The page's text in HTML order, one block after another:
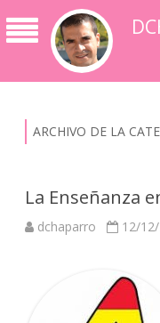
ARCHIVO DE LA
La Enseñanza
dchaparro 12/